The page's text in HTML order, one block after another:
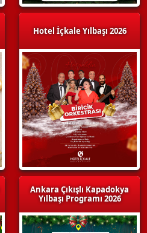
Hotel İçkale Yılbaşı 2026
Ankara Çıkışlı Kapadokya
Yılbaşı Programı 2026